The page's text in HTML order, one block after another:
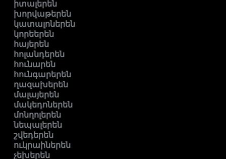
իտալերեն
խորվաթերեն
կատալոներեն
կորեերեն
հայերեն
հոլանդերեն
հունարեն
հունգարերեն
ղազախերեն
մալայերեն
մակեդոներեն
մոնղոլերեն
նեպալերեն
շվեդերեն
ուկրաիներեն
չեխերեն